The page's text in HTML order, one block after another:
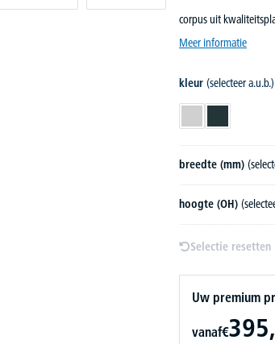
corpus uit
Meer informatie
kleur (selecteer a.u.b.)
breedte (mm)
hoogte (OH)
Selectie resetten
Uw premium
vanaf€395,